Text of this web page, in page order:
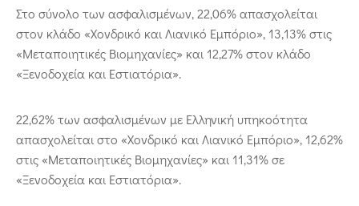
Στο σύνολο των ασφαλισμένων, 22,06% απασχολείται
στον κλάδο «Χονδρικό και Λιανικό Εμπόριο», 13,13% στις
«Μεταποιητικές Βιομηχανίες» και 12,27% στον κλάδο
«Ξενοδοχεία και Εστιατόρια».
22,62% των ασφαλισμένων με Ελληνική υπηκοότητα
απασχολείται στο «Χονδρικό και Λιανικό Εμπόριο», 12,62%
στις «Μεταποιητικές Βιομηχανίες» και 11,31% σε
«Ξενοδοχεία και Εστιατόρια».